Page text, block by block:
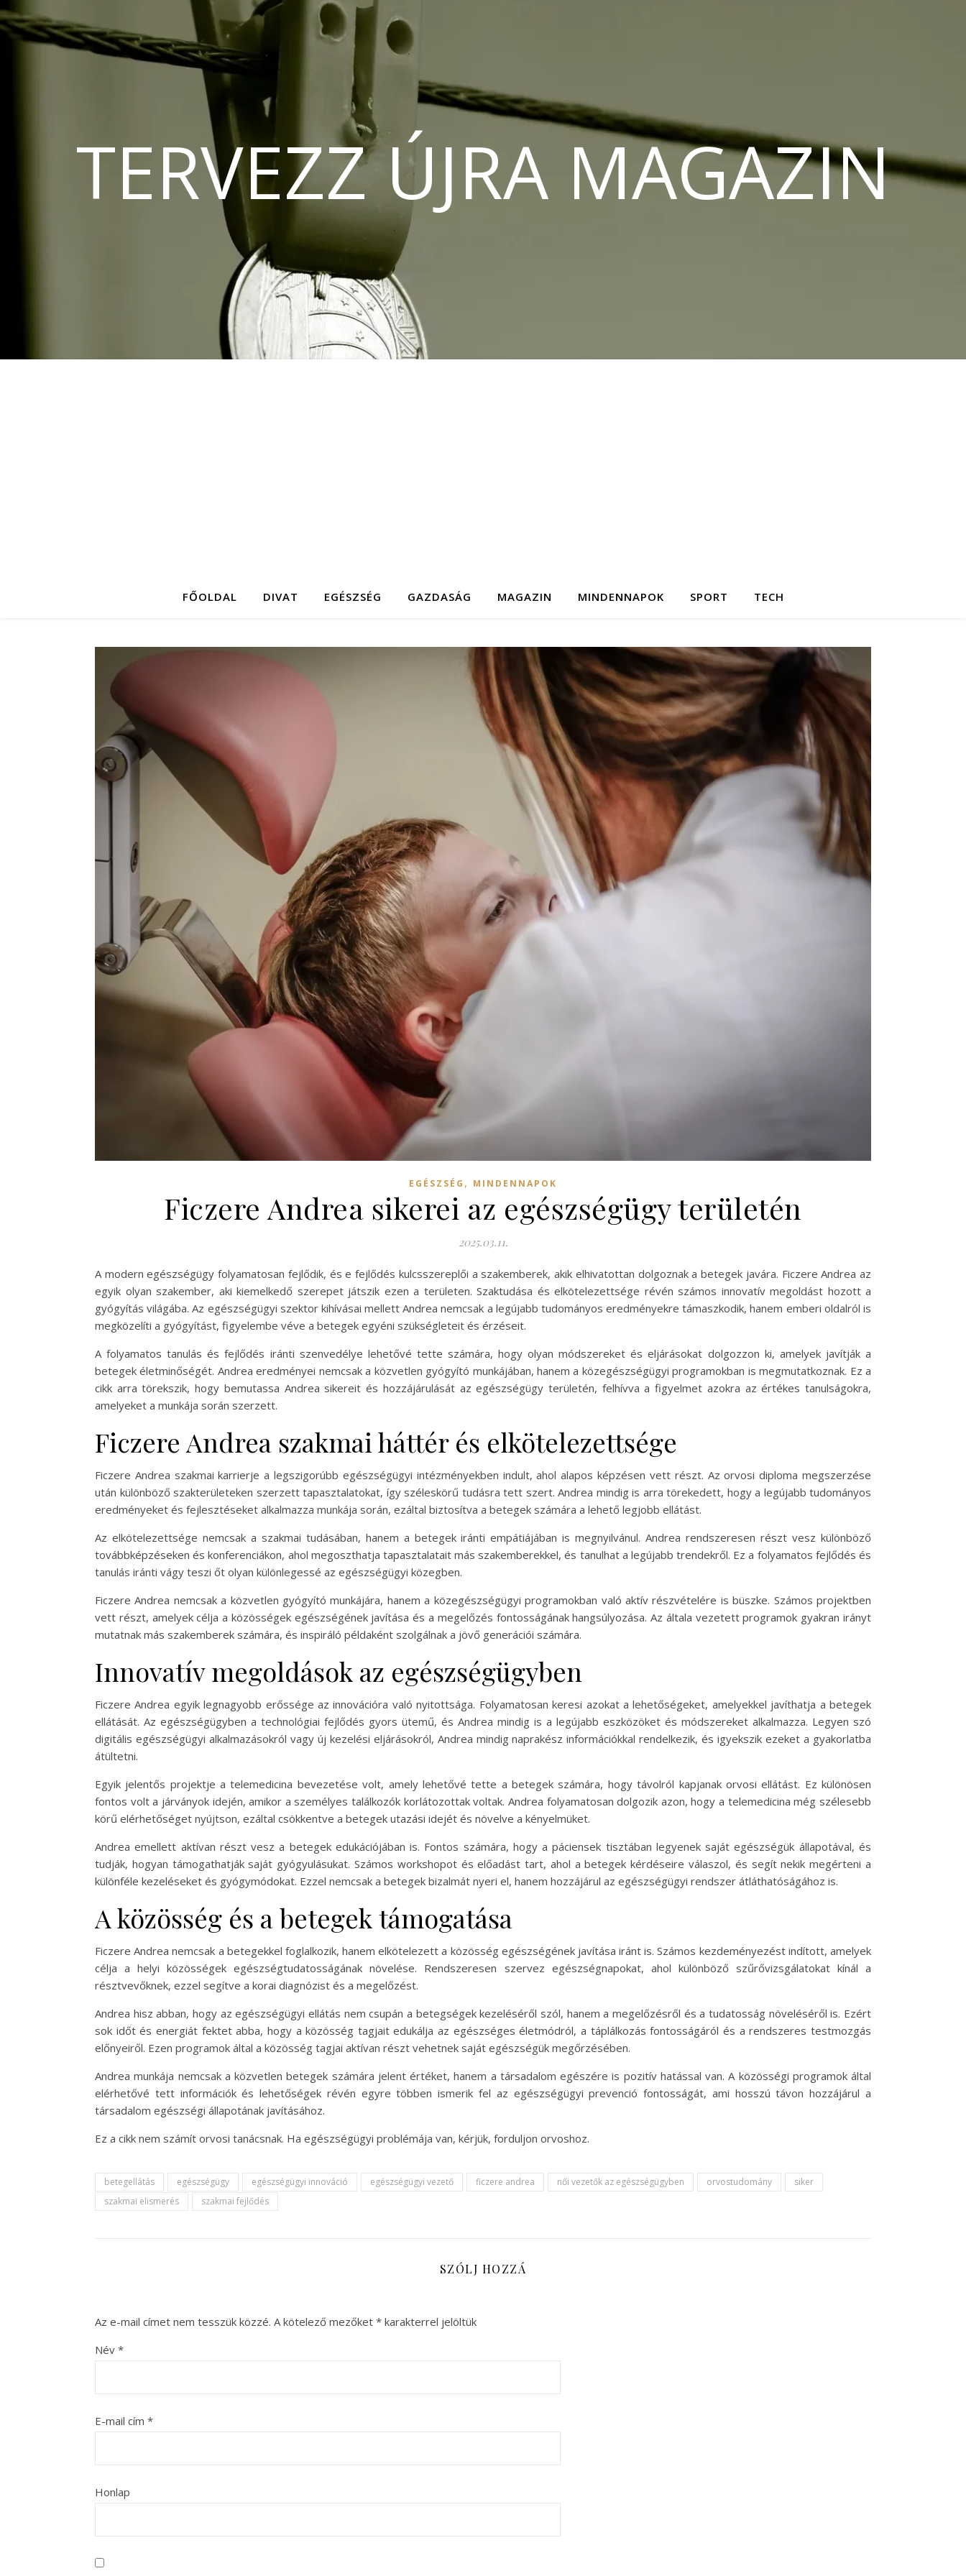
TERVEZZ ÚJRA MAGAZIN
FŐOLDAL DIVAT EGÉSZSÉG GAZDASÁG MAGAZIN MINDENNAPOK SPORT TECH
EGÉSZSÉG , MINDENNAPOK
Ficzere Andrea sikerei az egészségügy területén
2025.03.11.
A modern egészségügy folyamatosan fejlődik, és e fejlődés kulcsszereplői a szakemberek, akik elhivatottan dolgoznak a betegek javára. Ficzere Andrea az
egyik olyan szakember, aki kiemelkedő szerepet játszik ezen a területen. Szaktudása és elkötelezettsége révén számos innovatív megoldást hozott a
gyógyítás világába. Az egészségügyi szektor kihívásai mellett Andrea nemcsak a legújabb tudományos eredményekre támaszkodik, hanem emberi oldalról is
megközelíti a gyógyítást, figyelembe véve a betegek egyéni szükségleteit és érzéseit.
A folyamatos tanulás és fejlődés iránti szenvedélye lehetővé tette számára, hogy olyan módszereket és eljárásokat dolgozzon ki, amelyek javítják a
betegek életminőségét. Andrea eredményei nemcsak a közvetlen gyógyító munkájában, hanem a közegészségügyi programokban is megmutatkoznak. Ez a
cikk arra törekszik, hogy bemutassa Andrea sikereit és hozzájárulását az egészségügy területén, felhívva a figyelmet azokra az értékes tanulságokra,
amelyeket a munkája során szerzett.
Ficzere Andrea szakmai háttér és elkötelezettsége
Ficzere Andrea szakmai karrierje a legszigorúbb egészségügyi intézményekben indult, ahol alapos képzésen vett részt. Az orvosi diploma megszerzése
után különböző szakterületeken szerzett tapasztalatokat, így széleskörű tudásra tett szert. Andrea mindig is arra törekedett, hogy a legújabb tudományos
eredményeket és fejlesztéseket alkalmazza munkája során, ezáltal biztosítva a betegek számára a lehető legjobb ellátást.
Az elkötelezettsége nemcsak a szakmai tudásában, hanem a betegek iránti empátiájában is megnyilvánul. Andrea rendszeresen részt vesz különböző
továbbképzéseken és konferenciákon, ahol megoszthatja tapasztalatait más szakemberekkel, és tanulhat a legújabb trendekről. Ez a folyamatos fejlődés és
tanulás iránti vágy teszi őt olyan különlegessé az egészségügyi közegben.
Ficzere Andrea nemcsak a közvetlen gyógyító munkájára, hanem a közegészségügyi programokban való aktív részvételére is büszke. Számos projektben
vett részt, amelyek célja a közösségek egészségének javítása és a megelőzés fontosságának hangsúlyozása. Az általa vezetett programok gyakran irányt
mutatnak más szakemberek számára, és inspiráló példaként szolgálnak a jövő generációi számára.
Innovatív megoldások az egészségügyben
Ficzere Andrea egyik legnagyobb erőssége az innovációra való nyitottsága. Folyamatosan keresi azokat a lehetőségeket, amelyekkel javíthatja a betegek
ellátását. Az egészségügyben a technológiai fejlődés gyors ütemű, és Andrea mindig is a legújabb eszközöket és módszereket alkalmazza. Legyen szó
digitális egészségügyi alkalmazásokról vagy új kezelési eljárásokról, Andrea mindig naprakész információkkal rendelkezik, és igyekszik ezeket a gyakorlatba
átültetni.
Egyik jelentős projektje a telemedicina bevezetése volt, amely lehetővé tette a betegek számára, hogy távolról kapjanak orvosi ellátást. Ez különösen
fontos volt a járványok idején, amikor a személyes találkozók korlátozottak voltak. Andrea folyamatosan dolgozik azon, hogy a telemedicina még szélesebb
körű elérhetőséget nyújtson, ezáltal csökkentve a betegek utazási idejét és növelve a kényelmüket.
Andrea emellett aktívan részt vesz a betegek edukációjában is. Fontos számára, hogy a páciensek tisztában legyenek saját egészségük állapotával, és
tudják, hogyan támogathatják saját gyógyulásukat. Számos workshopot és előadást tart, ahol a betegek kérdéseire válaszol, és segít nekik megérteni a
különféle kezeléseket és gyógymódokat. Ezzel nemcsak a betegek bizalmát nyeri el, hanem hozzájárul az egészségügyi rendszer átláthatóságához is.
A közösség és a betegek támogatása
Ficzere Andrea nemcsak a betegekkel foglalkozik, hanem elkötelezett a közösség egészségének javítása iránt is. Számos kezdeményezést indított, amelyek
célja a helyi közösségek egészségtudatosságának növelése. Rendszeresen szervez egészségnapokat, ahol különböző szűrővizsgálatokat kínál a
résztvevőknek, ezzel segítve a korai diagnózist és a megelőzést.
Andrea hisz abban, hogy az egészségügyi ellátás nem csupán a betegségek kezeléséről szól, hanem a megelőzésről és a tudatosság növeléséről is. Ezért
sok időt és energiát fektet abba, hogy a közösség tagjait edukálja az egészséges életmódról, a táplálkozás fontosságáról és a rendszeres testmozgás
előnyeiről. Ezen programok által a közösség tagjai aktívan részt vehetnek saját egészségük megőrzésében.
Andrea munkája nemcsak a közvetlen betegek számára jelent értéket, hanem a társadalom egészére is pozitív hatással van. A közösségi programok által
elérhetővé tett információk és lehetőségek révén egyre többen ismerik fel az egészségügyi prevenció fontosságát, ami hosszú távon hozzájárul a
társadalom egészségi állapotának javításához.
Ez a cikk nem számít orvosi tanácsnak. Ha egészségügyi problémája van, kérjük, forduljon orvoshoz.
betegellátás egészségügy egészségügyi innováció egészségügyi vezető ficzere andrea női vezetők az egészségügyben orvostudomány
siker
szakmai elismerés
szakmai fejlődés
SZÓLJ HOZZÁ
Az e-mail címet nem tesszük közzé. A kötelező mezőket * karakterrel jelöltük
Név *
E-mail cím *
Honlap